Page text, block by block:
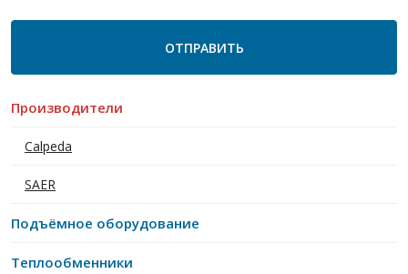
Производители
Calpeda
SAER
Подъёмное оборудование
Теплообменники